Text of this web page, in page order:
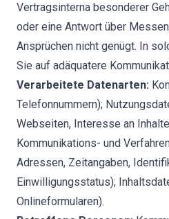
Vertragsinterna besonderer
oder eine Antwort über
Ansprüchen nicht genügt. In
Sie auf adäquatere
Verarbeitete Datenarten:
Telefonnummern);
Webseiten, Interesse an
Kommunikations- und
Adressen, Zeitangaben,
Einwilligungsstatus);
Onlineformularen).